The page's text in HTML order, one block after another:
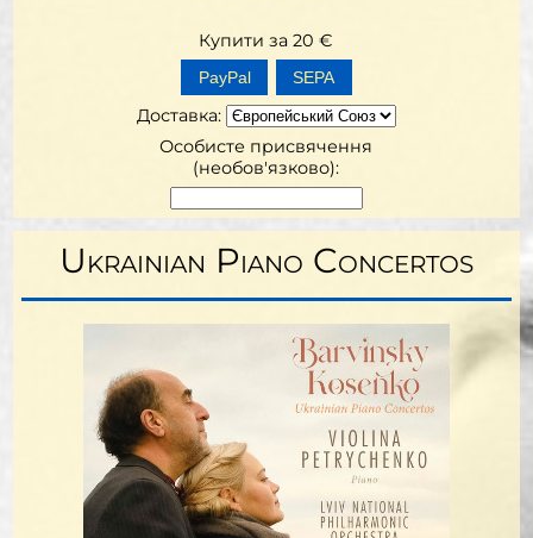
Купити за 20 €
SEPA
Доставка:
Особисте присвячення
(необов'язково):
Ukrainian Piano Concertos